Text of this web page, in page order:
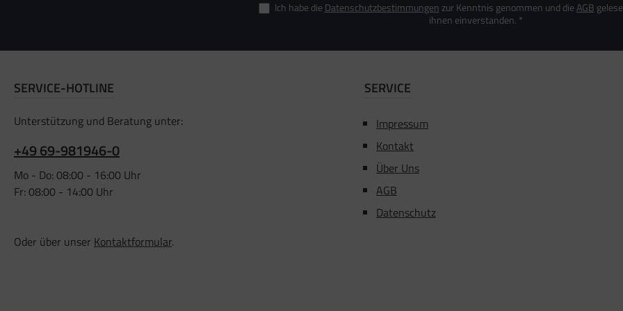
Ich habe die Datenschutzbestimmungenzur Kenntnis genommen und dieAGB
ihnen einverstanden. *
SERVICE-HOTLINE
Unterstützung und Beratung unter:
+49 69-981946-0
Mo - Do: 08:00 - 16:00 Uhr
Fr: 08:00 - 14:00 Uhr
Oder über unser Kontaktformular.
SERVICE
Impressum
Kontakt
Über Uns
AGB
Datenschutz